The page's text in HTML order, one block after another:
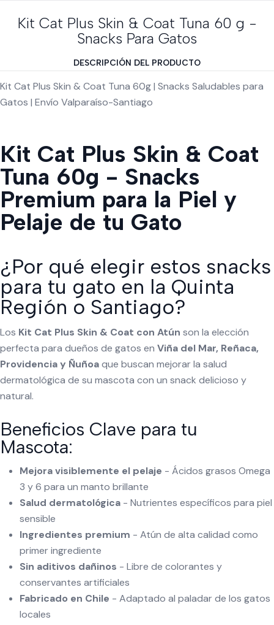
Kit Cat Plus Skin & Coat Tuna 60 g -
Snacks Para Gatos
DESCRIPCIÓN DEL PRODUCTO
Kit Cat Plus Skin & Coat Tuna 60g | Snacks Saludables para
Gatos | Envío Valparaíso-Santiago
Kit Cat Plus Skin & Coat
Tuna 60g - Snacks
Premium para la Piel y
Pelaje de tu Gato
¿Por qué elegir estos snacks
para tu gato en la Quinta
Región o Santiago?
Los Kit Cat Plus Skin & Coat con Atún son la elección
perfecta para dueños de gatos en Viña del Mar, Reñaca,
Providencia y Ñuñoaque buscan mejorar la salud
dermatológica de su mascota con un snack delicioso y
natural.
Beneficios Clave para tu
Mascota:
Mejora visiblemente el pelaje - Ácidos grasos Omega
3 y 6 para un manto brillante
Salud dermatológica - Nutrientes específicos para piel
sensible
Ingredientes premium - Atún de alta calidad como
primer ingrediente
Sin aditivos dañinos - Libre de colorantes y
conservantes artificiales
Fabricado en Chile - Adaptado al paladar de los gatos
locales